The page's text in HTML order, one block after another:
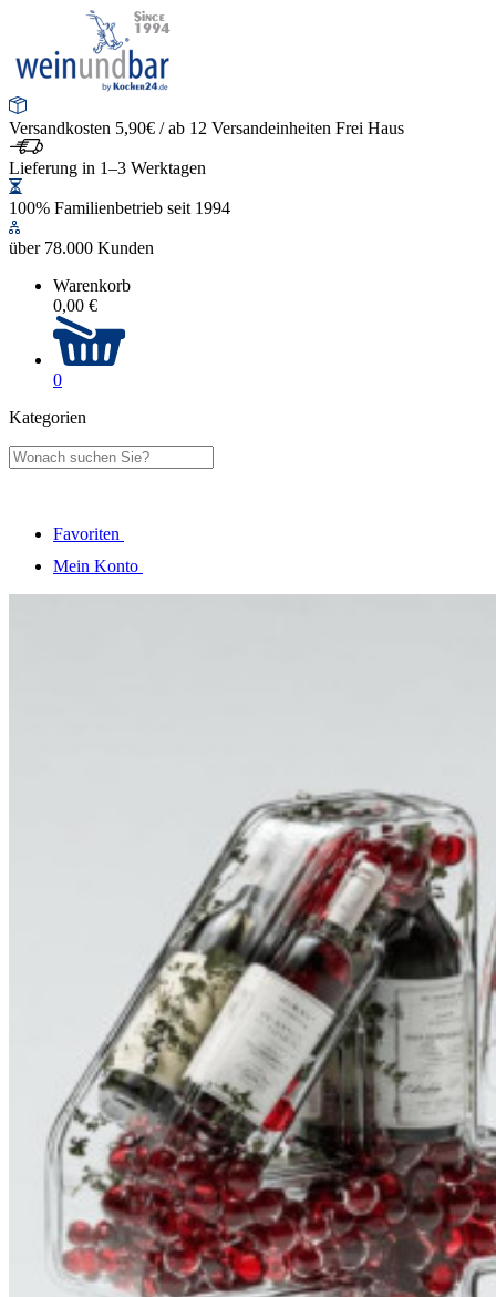
Versandkosten 5,90€ / ab 12 Versandeinheiten Frei Haus
Lieferung in 1–3 Werktagen
100% Familienbetrieb seit 1994
über 78.000 Kunden
Warenkorb
0,00 €
0
Kategorien
Favoriten
Mein Konto